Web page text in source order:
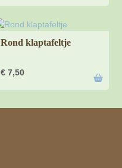
Rond klaptafeltje
€ 7,50